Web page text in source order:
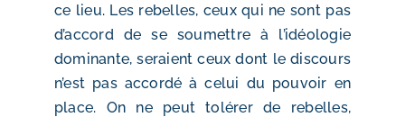
ce lieu. Les rebelles, ceux qui ne sont pas
d’accord de se soumettre à l’idéologie
dominante, seraient ceux dont le discours
n’est pas accordé à celui du pouvoir en
place. On ne peut tolérer de rebelles,